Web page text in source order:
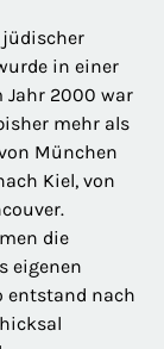
jüdischer
in einer
Jahr 2000 war
mehr als
München
Kiel, von
die
eigenen
entstand nach